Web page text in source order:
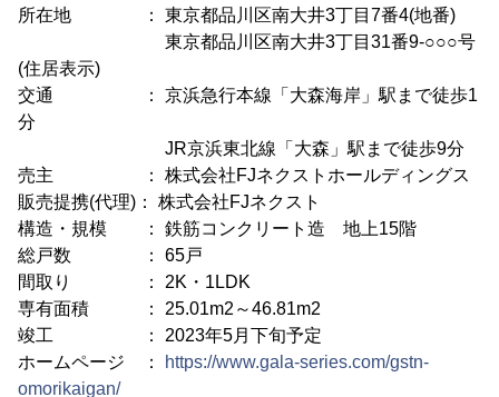
所在地 ： 東京都品川区南大井3丁目7番4(地番)
東京都品川区南大井3丁目31番9-○○○号
(住居表示)
交通 ： 京浜急行本線「大森海岸」駅まで徒歩1
分
JR京浜東北線「大森」駅まで徒歩9分
売主 ： 株式会社FJネクストホールディングス
販売提携(代理)： 株式会社FJネクスト
構造・規模 ： 鉄筋コンクリート造 地上15階
総戸数 ： 65戸
間取り ： 2K・1LDK
専有面積 ： 25.01m2～46.81m2
竣工 ： 2023年5月下旬予定
ホームページ ：
https://www.gala-series.com/gstn-
omorikaigan/